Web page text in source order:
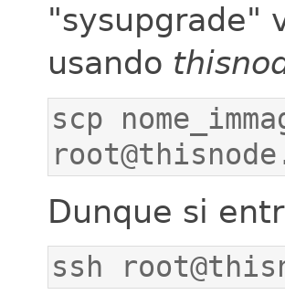
"sysupgrade"
usando
scp
Dunque si
ssh